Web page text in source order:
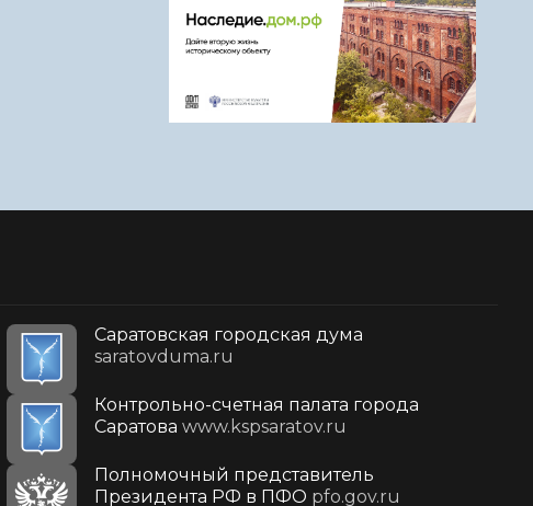
Саратовская городская дума
saratovduma.ru
Контрольно-счетная палата города
Саратова www.kspsaratov.ru
Полномочный представитель
Президента РФ в ПФО pfo.gov.ru